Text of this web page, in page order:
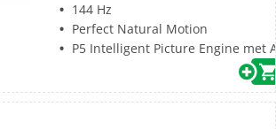
144 Hz
Perfect Natural Motion
P5 Intelligent Picture Engine met